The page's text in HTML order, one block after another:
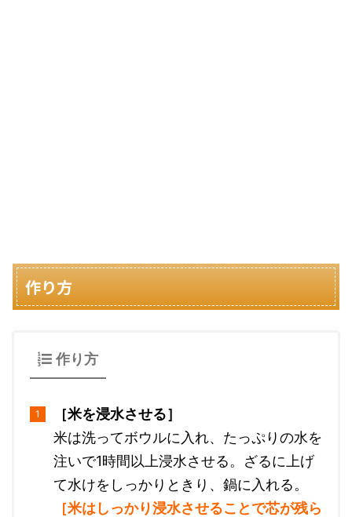
作り方
作り方
［米を浸水させる］
米は洗ってボウルに入れ、たっぷりの水を
注いで1時間以上浸水させる。ざるに上げ
て水けをしっかりときり、鍋に入れる。
［米はしっかり浸水させることで芯が残ら